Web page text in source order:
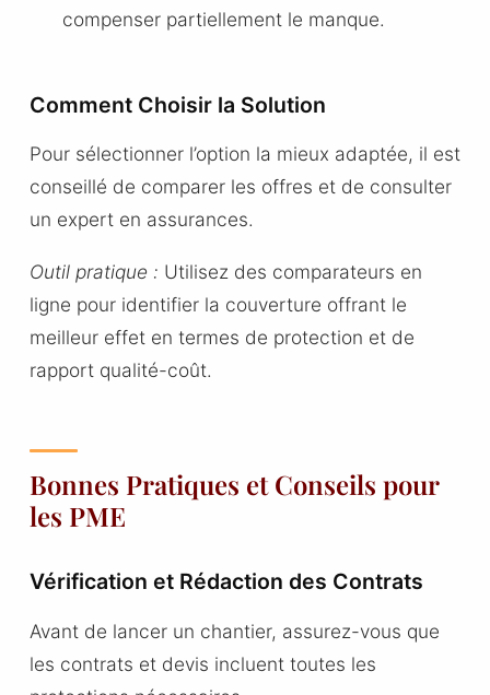
compenser partiellement le manque.
Comment Choisir la Solution
Pour sélectionner l’option la mieux adaptée, il est
conseillé de comparer les offres et de consulter
un expert en assurances.
Outil pratique : Utilisez des comparateurs en
ligne pour identifier la couverture offrant le
meilleur effet en termes de protection et de
rapport qualité-coût.
Bonnes Pratiques et Conseils pour
les PME
Vérification et Rédaction des Contrats
Avant de lancer un chantier, assurez-vous que
les contrats et devis incluent toutes les